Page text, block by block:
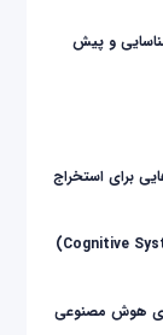
و پیش
برای استخراج
آشنایی با مفهوم سیستم های شناختی (Cognitive Systems)
هوش مصنوعی